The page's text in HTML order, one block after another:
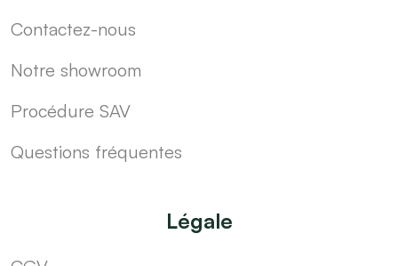
Contactez-nous
Notre showroom
Procédure SAV
Questions fréquentes
Légale